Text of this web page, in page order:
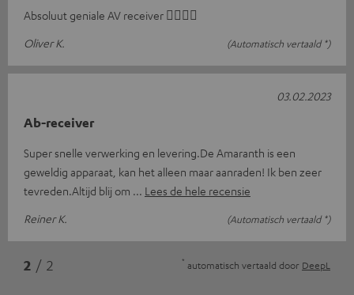
Absoluut geniale AV receiver 👍🏻👍🏻
Oliver K.
(Automatisch vertaald *)
Ab-receiver
Super snelle verwerking en levering.De Amaranth is een
geweldig apparaat, kan het alleen maar aanraden! Ik ben zeer
tevreden.Altijd blij om
Lees de hele recensie
Reiner K.
(Automatisch vertaald *)
03.02.2023
2 / 2 * automatisch vertaald door DeepL